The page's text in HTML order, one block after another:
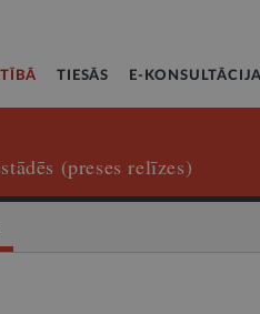
TIESĀS E-
(preses relīzes)